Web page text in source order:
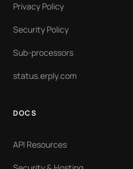
Privacy Policy
Security Policy
Sub-processors
status.erply.com
DOCS
API Resources